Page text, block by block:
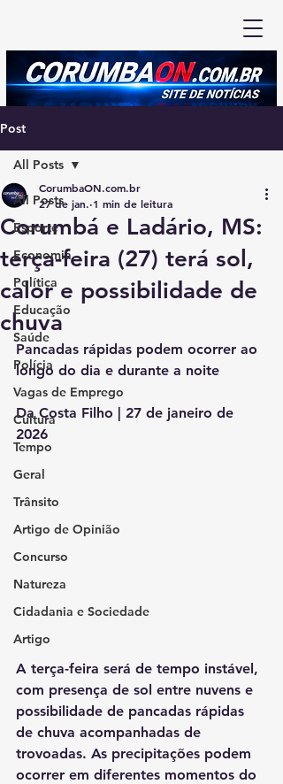
Post
All Posts
Esporte
Economia
Política
Educação
Saúde
Polícia
Vagas de Emprego
Cultura
Tempo
Geral
Trânsito
Artigo de Opinião
Concurso
Natureza
Cidadania e Sociedade
Artigo
All Posts
Corumbá e Ladário, MS:
terça-feira (27) terá sol,
calor e possibilidade de
chuva
CorumbaON.com.br
27 de jan. 1 min de leitura
Pancadas rápidas podem ocorrer ao
longo do dia e durante a noite
Da Costa Filho | 27 de janeiro de
2026
A terça-feira será de tempo instável,
com presença de sol entre nuvens e
possibilidade de pancadas rápidas
de chuva acompanhadas de
trovoadas. As precipitações podem
ocorrer em diferentes momentos do